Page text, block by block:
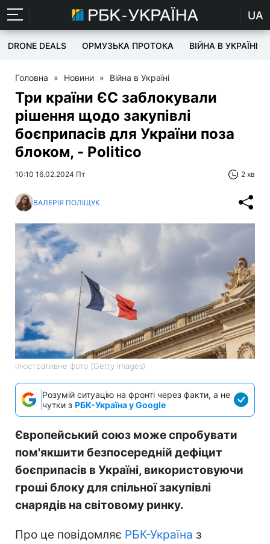
UA
DRONE DEALS ОРМУЗЬКА ПРОТОКА ВІЙНА В УКРАЇНІ
Головна » Новини » Війна в Україні
Три країни ЄС заблокували
рішення щодо закупівлі
боєприпасів для України поза
блоком, - Politico
10:10 16.02.2024 Пт 2 хв
ВАЛЕРІЯ ПОЛІЩУК
Ілюстративне фото (Getty Images)
Розумій ситуацію на фронті через факти, а не
чутки з РБК-Україна у Google
Європейський союз може спробувати
пом'якшити безпосередній дефіцит
боєприпасів в Україні, використовуючи
гроші блоку для спільної закупівлі
снарядів на світовому ринку.
Про це повідомляє РБК-Україна з